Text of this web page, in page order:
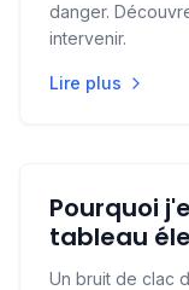
danger.
intervenir.
Lire plus
Pourquoi
tableau
Un bruit de clac